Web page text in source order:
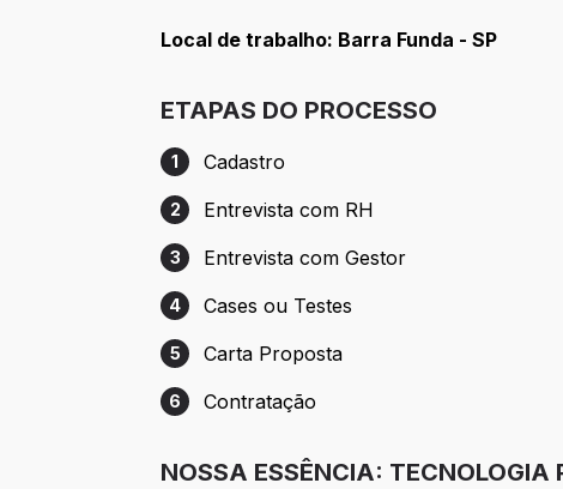
Local de trabalho: Barra Funda - SP
ETAPAS DO PROCESSO
Etapa 1: Cadastro
1 Cadastro
Etapa 2: Entrevista com RH
2 Entrevista com RH
Etapa 3: Entrevista com Gestor
3 Entrevista com Gestor
Etapa 4: Cases ou Testes
4 Cases ou Testes
Etapa 5: Carta Proposta
5 Carta Proposta
Etapa 6: Contratação
6 Contratação
NOSSA ESSÊNCIA: TECNOLOGIA